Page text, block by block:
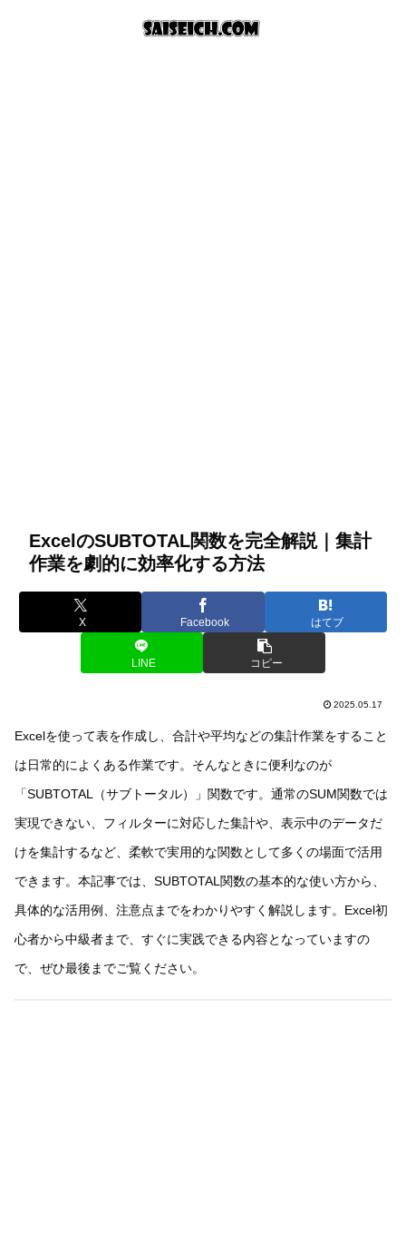
ExcelのSUBTOTAL関数を完全解説｜集計
作業を劇的に効率化する方法
X Facebook はてブ
LINE コピー
2025.05.17
Excelを使って表を作成し、合計や平均などの集計作業をすること
は日常的によくある作業です。そんなときに便利なのが
「SUBTOTAL（サブトータル）」関数です。通常のSUM関数では
実現できない、フィルターに対応した集計や、表示中のデータだ
けを集計するなど、柔軟で実用的な関数として多くの場面で活用
できます。本記事では、SUBTOTAL関数の基本的な使い方から、
具体的な活用例、注意点までをわかりやすく解説します。Excel初
心者から中級者まで、すぐに実践できる内容となっていますの
で、ぜひ最後までご覧ください。